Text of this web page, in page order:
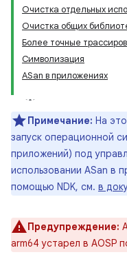
Очистка отдельных
Очистка общих
Более точные
Символизация
ASan в приложениях
Примечание: На
запуск операционной
приложений) под
использовании ASan в
помощью NDK, см. в
Предупреждение:
arm64 устарел в AOSP